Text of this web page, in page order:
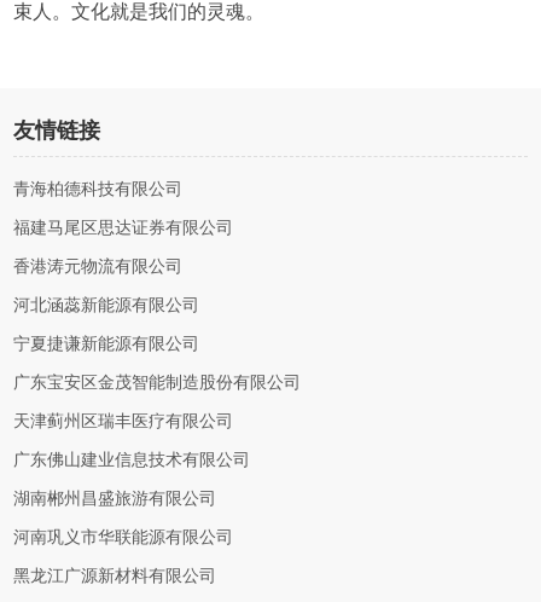
束人。文化就是我们的灵魂。
友情链接
青海柏德科技有限公司
福建马尾区思达证券有限公司
香港涛元物流有限公司
河北涵蕊新能源有限公司
宁夏捷谦新能源有限公司
广东宝安区金茂智能制造股份有限公司
天津蓟州区瑞丰医疗有限公司
广东佛山建业信息技术有限公司
湖南郴州昌盛旅游有限公司
河南巩义市华联能源有限公司
黑龙江广源新材料有限公司